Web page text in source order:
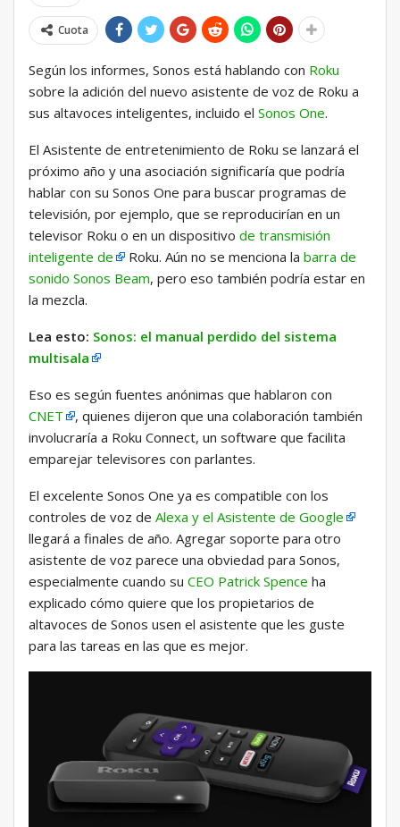
Cuota
Según los informes, Sonos está hablando con Roku
sobre la adición del nuevo asistente de voz de Roku a
sus altavoces inteligentes, incluido el Sonos One.
El Asistente de entretenimiento de Roku se lanzará el
próximo año y una asociación significaría que podría
hablar con su Sonos One para buscar programas de
televisión, por ejemplo, que se reproducirían en un
televisor Roku o en un dispositivo de transmisión
inteligente de
Roku. Aún no se menciona la barra de
sonido Sonos Beam, pero eso también podría estar en
la mezcla.
Lea esto: Sonos: el manual perdido del sistema
multisala
Eso es según fuentes anónimas que hablaron con
CNET
, quienes dijeron que una colaboración también
involucraría a Roku Connect, un software que facilita
emparejar televisores con parlantes.
El excelente Sonos One ya es compatible con los
controles de voz de Alexa y el Asistente de Google
llegará a finales de año. Agregar soporte para otro
asistente de voz parece una obviedad para Sonos,
especialmente cuando su CEO Patrick Spence ha
explicado cómo quiere que los propietarios de
altavoces de Sonos usen el asistente que les guste
para las tareas en las que es mejor.